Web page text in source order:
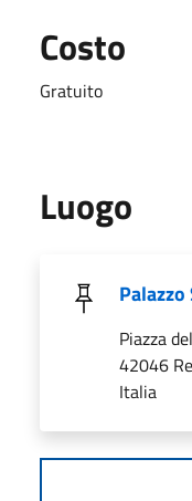
Costo
Gratuito
Luogo
Piazza
42046
Italia